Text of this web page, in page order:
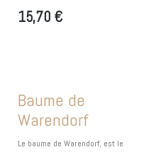
15,70 €
Baume de
Warendorf
Le baume de Warendorf, est le